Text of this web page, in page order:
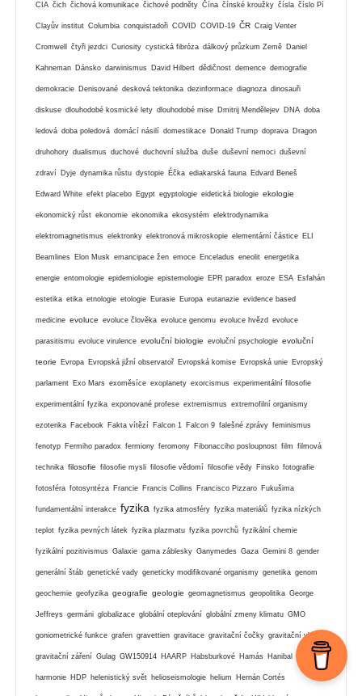
CIA čich čichová komunikace čichové podněty Čína čínské kroužky čísla číslo Pí
Clayův institut Columbia conquistadoři COVID COVID-19 ČR Craig Venter
Cromwell čtyři jezdci Curiosity cystická fibróza dálkový průzkum Země Daniel
Kahneman Dánsko darwinismus David Hilbert dědičnost demence demografie
demokracie Denisované desková tektonika dezinformace diagnoza dinosauři
diskuse dlouhodobé kosmické lety dlouhodobé mise Dmitrij Mendělejev DNA doba
ledová doba poledová domácí násilí domestikace Donald Trump doprava Dragon
druhohory dualismus duchové duchovní služba duše duševní nemoci duševní
zdraví Dyje dynamika růstu dystopie Éčka ediakarská fauna Edvard Beneš
Edward White efekt placebo Egypt egyptologie eidetická biologie ekologie
ekonomický růst ekonomie ekonomika ekosystém elektrodynamika
elektromagnetismus elektronky elektronová mikroskopie elementární částice ELI
Beamlines Elon Musk emancipace žen emoce Enceladus eneolit energetika
energie entomologie epidemiologie epistemologie EPR paradox eroze ESA Esfahán
estetika etika etnologie etologie Eurasie Europa eutanazie evidence based
medicine evoluce evoluce člověka evoluce genomu evoluce hvězd evoluce
parasitismu evoluce virulence evoluční biologie evoluční psychologie evoluční
teorie Evropa Evropská jižní observatoř Evropská komise Evropská unie Evropský
parlament Exo Mars exoměsíce exoplanety exorcismus experimentální filosofie
experimentální fyzika exponované profese extremismus extremofilní organismy
ezoterika Facebook Fakta vítězí Falcon 1 Falcon 9 falešné zprávy feminismus
fenotyp Fermiho paradox fermiony feromony Fibonacciho posloupnost film filmová
technika filosofie filosofie mysli filosofie vědomí filosofie vědy Finsko fotografie
fotosféra fotosyntéza Francie Francis Collins Francisco Pizzaro Fukušima
fundamentální interakce fyzika fyzika atmosféry fyzika materiálů fyzika nízkých
teplot fyzika pevných látek fyzika plazmatu fyzika povrchů fyzikální chemie
fyzikální pozitivismus Galaxie gama záblesky Ganymedes Gaza Gemini 8 gender
generální štáb genetické vady geneticky modifikované organismy genetika genom
geochemie geofyzika geografie geologie geomagnetismus geopolitika George
Jeffreys germáni globalizace globální oteplování globální zmeny klimatu GMO
goniometrické funkce grafen gravettien gravitace gravitační čočky gravitační vlny
gravitační záření Gulag GW150914 HAARP Habsburkové Hamás Hanibal
harmonie HDP helenistický svět helioseismologie helium Hernán Cortés